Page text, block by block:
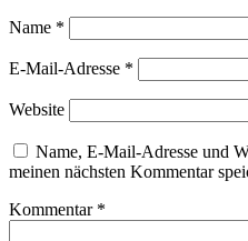
Name *
E-Mail-Adresse *
Website
Name, E-Mail-Adresse und
meinen nächsten Kommentar
Kommentar *